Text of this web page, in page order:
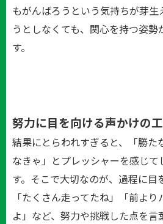
もがんばろうという気持ちが芽生
うとしなくても、関心を持つ姿
す。
努力に目を向ける声かけの
結果にとらわれすぎると、「勝た
なきゃ」とプレッシャーを感じて
す。そこで大切なのが、過程に目
「たくさん走ってたね」「前よ
よ」など、努力や挑戦した点を言